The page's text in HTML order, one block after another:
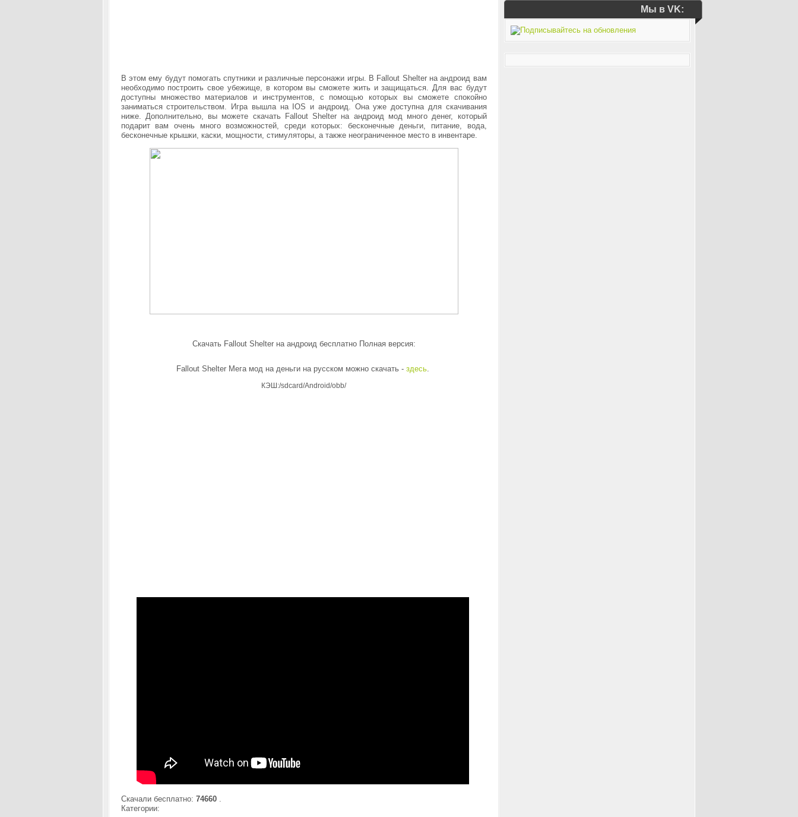
В этом ему будут помогать спутники и различные персонажи игры. В Fallout Shelter на андроид вам
необходимо построить свое убежище, в котором вы сможете жить и защищаться. Для вас будут
доступны множество материалов и инструментов, с помощью которых вы сможете спокойно
заниматься строительством.
Игра вышла на IOS и андроид. Она уже доступна для скачивания
ниже. Дополнительно, вы можете скачать Fallout Shelter на андроид мод много денег, который
подарит вам очень много возможностей, среди которых: бесконечные деньги, питание, вода,
бесконечные крышки, каски, мощности, стимуляторы, а также неограниченное место в инвентаре.
Скачать Fallout Shelter на андроид бесплатно Полная версия:
Fallout Shelter Мега мод на деньги на русском можно скачать - здесь.
КЭШ:/sdcard/Android/obb/
Скачали бесплатно: 74660.
Категории:
Мы в VK: